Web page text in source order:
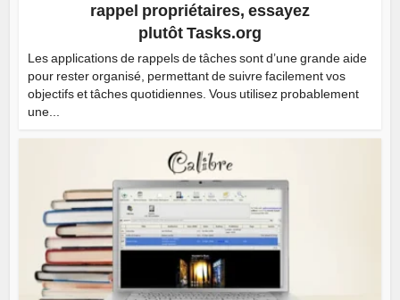
rappel propriétaires, essayez
plutôt Tasks.org
Les applications de rappels de tâches sont d’une grande aide
pour rester organisé, permettant de suivre facilement vos
objectifs et tâches quotidiennes. Vous utilisez probablement
une...